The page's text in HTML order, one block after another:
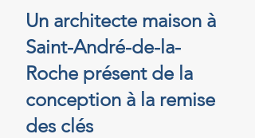
Un architecte maison à
Saint-André-de-la-
Roche présent de la
conception à la remise
des clés